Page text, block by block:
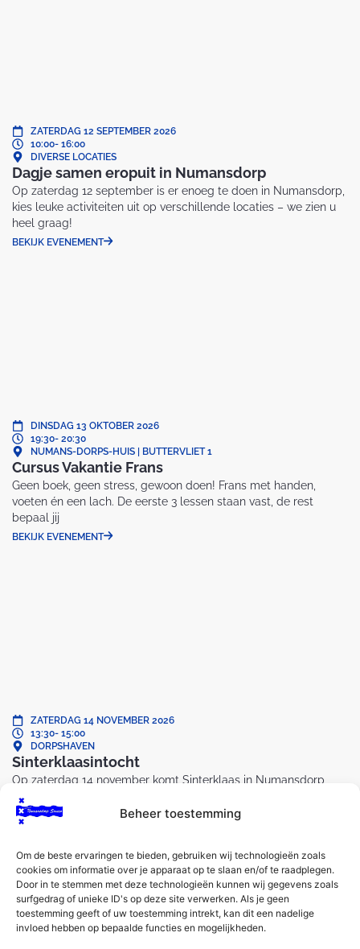
Beheer toestemming
Om de beste ervaringen te bieden, gebruiken wij technologieën zoals
cookies om informatie over je apparaat op te slaan en/of te raadplegen.
Door in te stemmen met deze technologieën kunnen wij gegevens zoals
surfgedrag of unieke ID's op deze site verwerken. Als je geen
toestemming geeft of uw toestemming intrekt, kan dit een nadelige
invloed hebben op bepaalde functies en mogelijkheden.
ZATERDAG 12 SEPTEMBER 2026
10:00- 16:00
DIVERSE LOCATIES
Dagje samen eropuit in Numansdorp
Op zaterdag 12 september is er enoeg te doen in Numansdorp,
kies leuke activiteiten uit op verschillende locaties – we zien u
heel graag!
BEKIJK EVENEMENT
DINSDAG 13 OKTOBER 2026
19:30- 20:30
NUMANS-DORPS-HUIS | BUTTERVLIET 1
Cursus Vakantie Frans
Geen boek, geen stress, gewoon doen! Frans met handen,
voeten én een lach. De eerste 3 lessen staan vast, de rest
bepaal jij
BEKIJK EVENEMENT
ZATERDAG 14 NOVEMBER 2026
13:30- 15:00
DORPSHAVEN
Sinterklaasintocht
Op zaterdag 14 november komt Sinterklaas in Numansdorp
aan.
BEKIJK EVENEMENT